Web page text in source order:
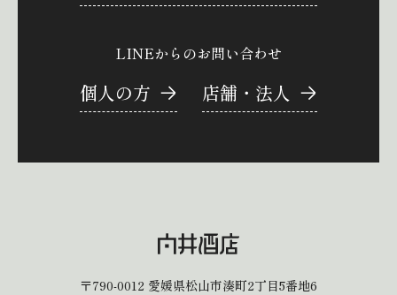
LINEからのお問い合わせ
個人の方 店舗・法人
〒790-0012 愛媛県松山市湊町2丁目5番地6